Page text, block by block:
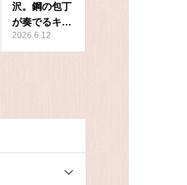
沢。鋼の包丁
が奏でるキ…
2026.6.12